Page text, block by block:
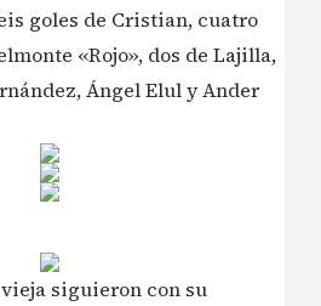
goles de Cristian, cuatro
«Rojo», dos de Lajilla,
Ángel Elul y Ander
siguieron con su